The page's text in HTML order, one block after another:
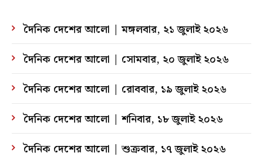
দৈনিক দেশের আলো | মঙ্গলবার, ২১ জুলাই ২০২৬
দৈনিক দেশের আলো | সোমবার, ২০ জুলাই ২০২৬
দৈনিক দেশের আলো | রোববার, ১৯ জুলাই ২০২৬
দৈনিক দেশের আলো | শনিবার, ১৮ জুলাই ২০২৬
দৈনিক দেশের আলো | শুক্রবার, ১৭ জুলাই ২০২৬